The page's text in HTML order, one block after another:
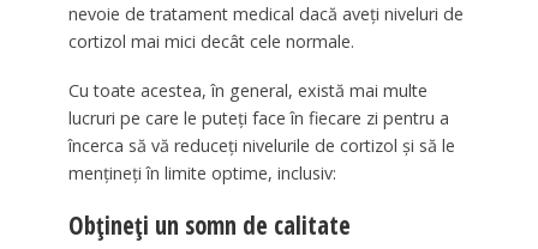
nevoie de tratament medical dacă aveți niveluri de
cortizol mai mici decât cele normale.
Cu toate acestea, în general, există mai multe
lucruri pe care le puteți face în fiecare zi pentru a
încerca să vă reduceți nivelurile de cortizol și să le
mențineți în limite optime, inclusiv:
Obțineți un somn de calitate